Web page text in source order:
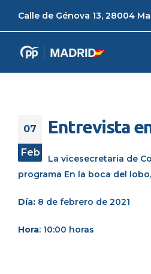
Calle de Génova 13, 28004
07
Feb
Entrevista
La vicesecretaria de
programa En la boca del lobo
Día: 8 de febrero de 2021
Hora: 10:00 horas